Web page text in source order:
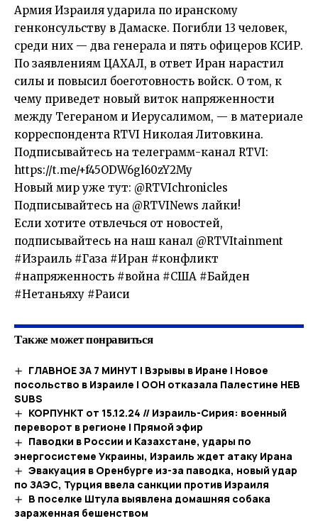
​Армия Израиля ударила по иранскому
генконсульству в Дамаске. Погибли 13 человек,
среди них — два генерала и пять офицеров КСИР.
По заявлениям ЦАХАЛ, в ответ Иран нарастил
силы и повысил боеготовность войск. О том, к
чему приведет новый виток напряженности
между Тегераном и Иерусалимом, — в материале
корреспондента RTVI Николая Литовкина.
Подписывайтесь на телеграмм-канал RTVI:
https://t.me/+f45ODW6gl60zY2My
Новый мир уже тут: @RTVIchronicles
Подписывайтесь на @RTVINews лайки!
Если хотите отвлечься от новостей,
подписывайтесь на наш канал @RTVItainment
#Израиль #Газа #Иран #конфликт
#напряженность #война #США #Байден
#Нетаньяху #Раиси
Также может понравиться
ГЛАВНОЕ ЗА 7 МИНУТ | Взрывы в Иране | Новое
посольство в Израиле | ООН отказала Палестине HEB
SUBS
КОРПУНКТ от 15.12.24 // Израиль-Сирия: военный
переворот в регионе | Прямой эфир
Паводки в России и Казахстане, удары по
энергосистеме Украины, Израиль ждет атаку Ирана
Эвакуация в Оренбурге из-за паводка, новый удар
по ЗАЭС, Турция ввела санкции против Израиля
В поселке Штула выявлена домашняя собака
зараженная бешенством